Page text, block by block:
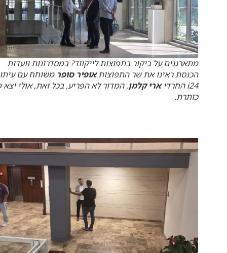
מתארגנים על ביקור בתפוצות לייקווד? במסדרונות וועדות
הכנסת ראינו את שר התפוצותאופיר סופר משוחח עם
i24 החרדי
ארי קלמן. המדור לא הפריע, בכל זאת, אולי יצא
כותרת.